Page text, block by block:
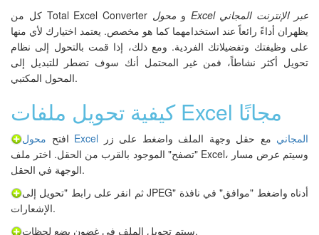
كل من Total Excel Converter و
محول Excel عبر الإنترنت المجاني
يظهران أداءً رائعاً عند استخدامهما كما هو مخصص. يعتمد اختيارك لأي منها
على وظيفتك وتفضيلاتك الفردية. ومع ذلك، إذا قمت بالتحول إلى نظام
تحويل أكثر نشاطاً، فمن غير المحتمل أنك سوف تضطر للتبديل إلى
المحول المكتبي.
كيفية تحويل ملفات Excel مجانًا
افتح محول Excel المجاني مع حقل وجهة الملف واضغط على زر
"تصفح" الموجود بالقرب من الحقل. اختر ملف Excel، وسيتم عرض مسار
الوجهة في الحقل.
ثم انقر على رابط "تحويل إلى JPEG" أدناه واضغط "موافق" في نافذة
الإشعارات.
سيتم تحويل الملف في غضون بضع لحظات.